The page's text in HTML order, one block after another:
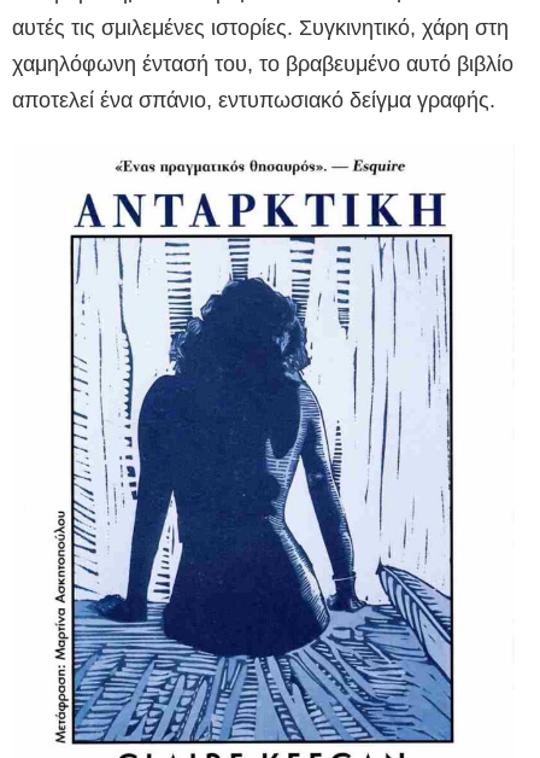
αυτές τις σμιλεμένες ιστορίες. Συγκινητικό, χάρη στη
χαμηλόφωνη έντασή του, το βραβευμένο αυτό βιβλίο
αποτελεί ένα σπάνιο, εντυπωσιακό δείγμα γραφής.